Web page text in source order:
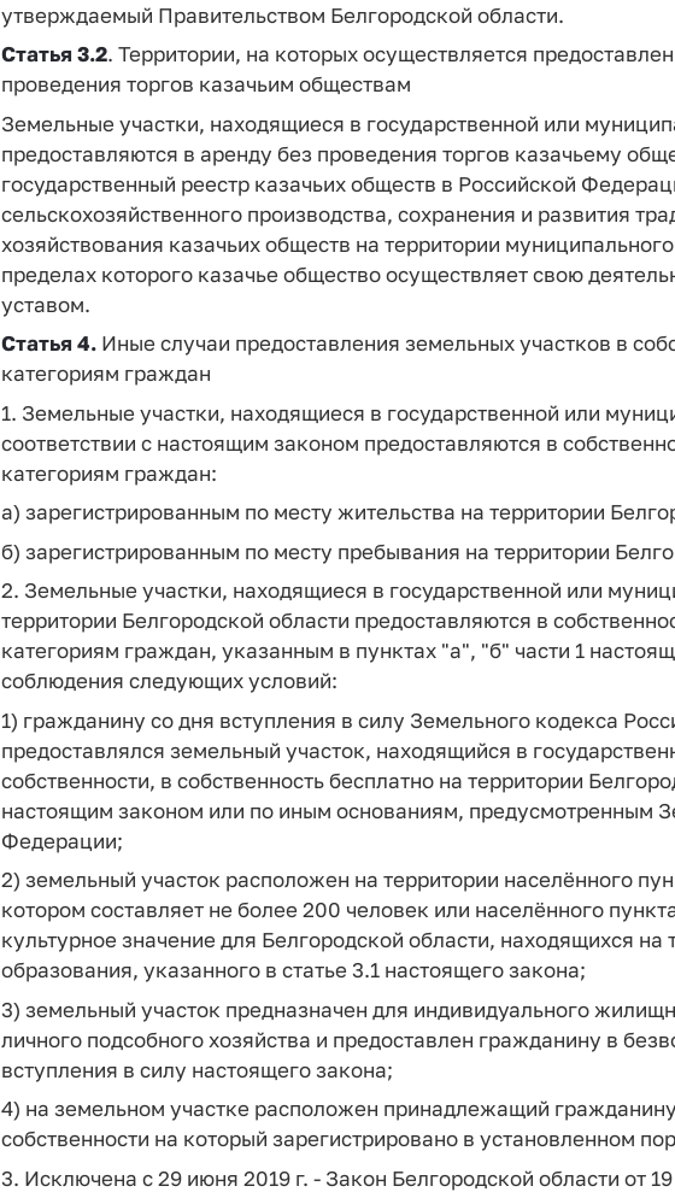
утверждаемый Правительством Белгородской области.
Статья 3.2. Территории, на которых осуществляется
проведения торгов казачьим обществам
Земельные участки, находящиеся в государственной или
предоставляются в аренду без проведения торгов казачьему
государственный реестр казачьих обществ в Российской
сельскохозяйственного производства, сохранения и развития
хозяйствования казачьих обществ на территории
пределах которого казачье общество осуществляет свою
уставом.
Статья 4. Иные случаи предоставления земельных участков в
категориям граждан
1. Земельные участки, находящиеся в государственной или
соответствии с настоящим законом предоставляются в
категориям граждан:
а) зарегистрированным по месту жительства на территории
б) зарегистрированным по месту пребывания на территории
2. Земельные участки, находящиеся в государственной или
территории Белгородской области предоставляются в
категориям граждан, указанным в пунктах "а", "б" части 1
соблюдения следующих условий:
1) гражданину со дня вступления в силу Земельного кодекса
предоставлялся земельный участок, находящийся в
собственности, в собственность бесплатно на территории
настоящим законом или по иным основаниям, предусмотренным
Федерации;
2) земельный участок расположен на территории населённого
котором составляет не более 200 человек или населённого
культурное значение для Белгородской области, находящихся
образования, указанного в статье 3.1 настоящего закона;
3) земельный участок предназначен для индивидуального
личного подсобного хозяйства и предоставлен гражданину в
вступления в силу настоящего закона;
4) на земельном участке расположен принадлежащий
собственности на который зарегистрировано в установленном
3. Исключена с 29 июня 2019 г. - Закон Белгородской области от